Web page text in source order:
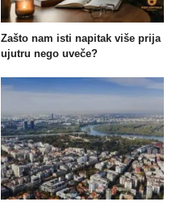
Zašto nam isti napitak više prija
ujutru nego uveče?